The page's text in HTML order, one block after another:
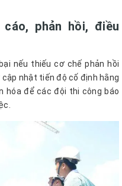
phản hồi, điều
nếu thiếu cơ chế phản hồi
cập nhật tiến độ cố định hằng
hóa để các đội thi công báo